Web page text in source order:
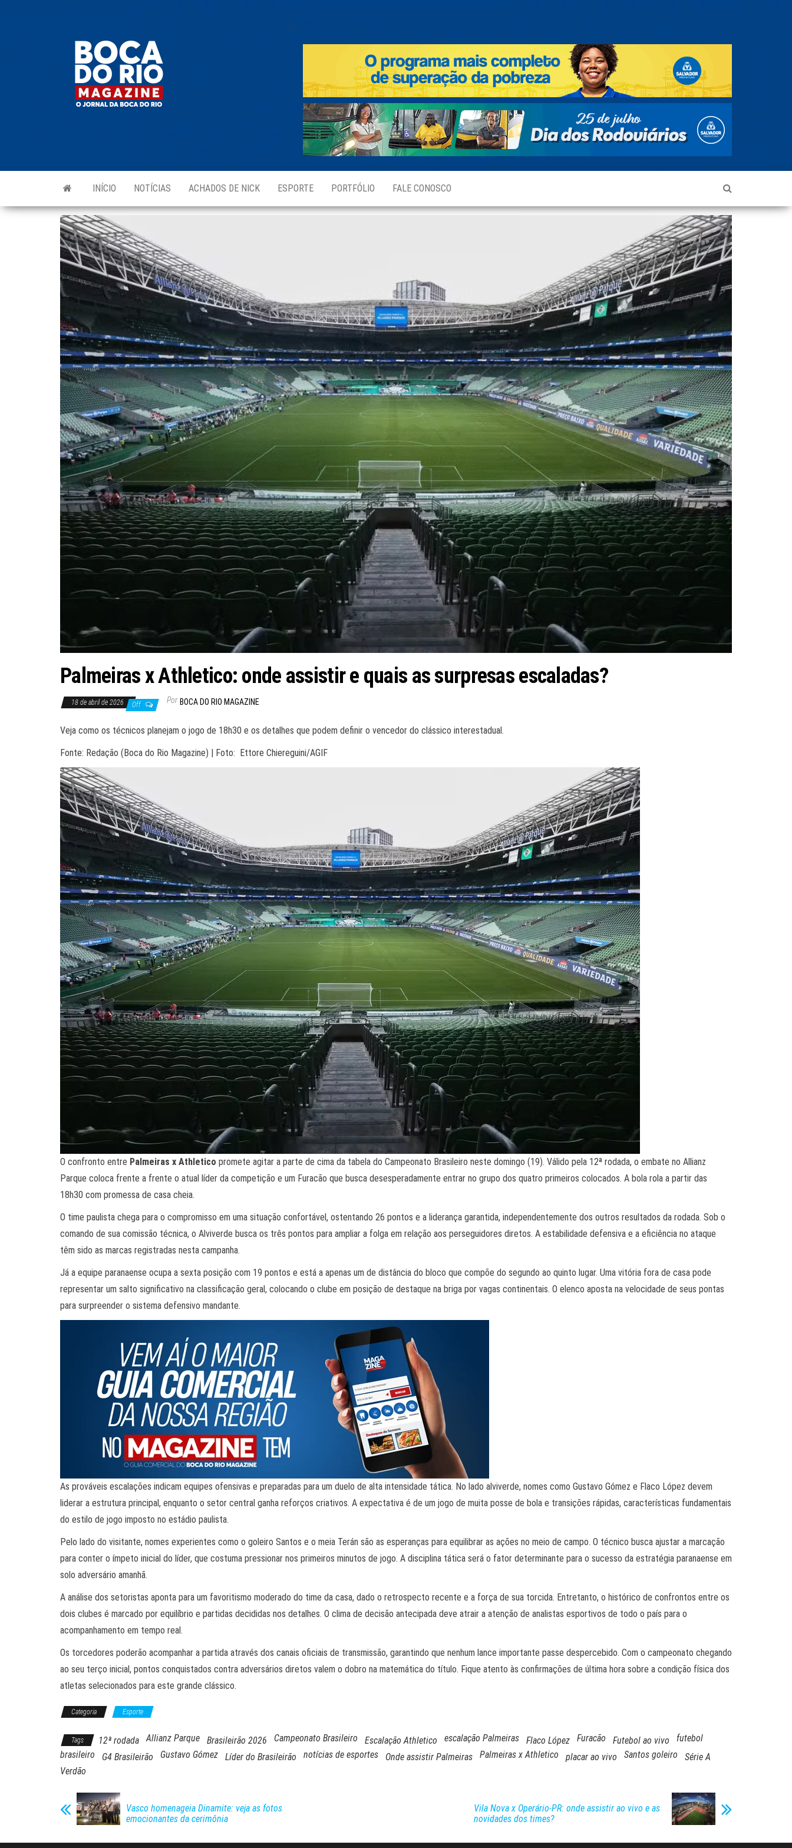
.
INÍCIO NOTÍCIAS ACHADOS DE NICK ESPORTE PORTFÓLIO FALE CONOSCO
Palmeiras x Athletico: onde assistir e quais as surpresas escaladas?
18 de abril de 2026 Off Por BOCA DO RIO MAGAZINE
Veja como os técnicos planejam o jogo de 18h30 e os detalhes que podem definir o vencedor do clássico interestadual.
Fonte: Redação (Boca do Rio Magazine) | Foto: Ettore Chiereguini/AGIF
O confronto entre Palmeiras x Athletico promete agitar a parte de cima da tabela do Campeonato Brasileiro neste domingo (19). Válido pela 12ª rodada, o embate no Allianz
Parque coloca frente a frente o atual líder da competição e um Furacão que busca desesperadamente entrar no grupo dos quatro primeiros colocados. A bola rola a partir das
18h30 com promessa de casa cheia.
O time paulista chega para o compromisso em uma situação confortável, ostentando 26 pontos e a liderança garantida, independentemente dos outros resultados da rodada. Sob o
comando de sua comissão técnica, o Alviverde busca os três pontos para ampliar a folga em relação aos perseguidores diretos. A estabilidade defensiva e a eficiência no ataque
têm sido as marcas registradas nesta campanha.
Já a equipe paranaense ocupa a sexta posição com 19 pontos e está a apenas um de distância do bloco que compõe do segundo ao quinto lugar. Uma vitória fora de casa pode
representar um salto significativo na classificação geral, colocando o clube em posição de destaque na briga por vagas continentais. O elenco aposta na velocidade de seus pontas
para surpreender o sistema defensivo mandante.
As prováveis escalações indicam equipes ofensivas e preparadas para um duelo de alta intensidade tática. No lado alviverde, nomes como Gustavo Gómez e Flaco López devem
liderar a estrutura principal, enquanto o setor central ganha reforços criativos. A expectativa é de um jogo de muita posse de bola e transições rápidas, características fundamentais
do estilo de jogo imposto no estádio paulista.
Pelo lado do visitante, nomes experientes como o goleiro Santos e o meia Terán são as esperanças para equilibrar as ações no meio de campo. O técnico busca ajustar a marcação
para conter o ímpeto inicial do líder, que costuma pressionar nos primeiros minutos de jogo. A disciplina tática será o fator determinante para o sucesso da estratégia paranaense em
solo adversário amanhã.
A análise dos setoristas aponta para um favoritismo moderado do time da casa, dado o retrospecto recente e a força de sua torcida. Entretanto, o histórico de confrontos entre os
dois clubes é marcado por equilíbrio e partidas decididas nos detalhes. O clima de decisão antecipada deve atrair a atenção de analistas esportivos de todo o país para o
acompanhamento em tempo real.
Os torcedores poderão acompanhar a partida através dos canais oficiais de transmissão, garantindo que nenhum lance importante passe despercebido. Com o campeonato chegando
ao seu terço inicial, pontos conquistados contra adversários diretos valem o dobro na matemática do título. Fique atento às confirmações de última hora sobre a condição física dos
atletas selecionados para este grande clássico.
Categoria Esporte
Tags 12ª rodada Allianz Parque Brasileirão 2026 Campeonato Brasileiro Escalação Athletico escalação Palmeiras Flaco López Furacão Futebol ao vivo
futebol
brasileiro
G4 Brasileirão Gustavo Gómez Líder do Brasileirão notícias de esportes Onde assistir Palmeiras Palmeiras x Athletico placar ao vivo Santos goleiro
Série A
Verdão
Vasco homenageia Dinamite: veja as fotos
emocionantes da cerimônia
Vila Nova x Operário-PR: onde assistir ao vivo e as
novidades dos times?